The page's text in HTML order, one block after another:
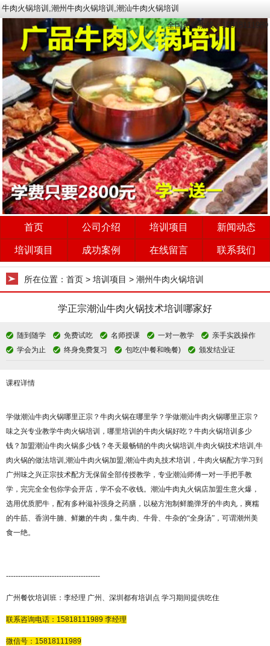
牛肉火锅培训,潮州牛肉火锅培训,潮汕牛肉火锅培训
全国免费热线：15818111989
首页 公司介绍 培训项目 新闻动态
培训项目 成功案例 在线留言 联系我们
所在位置： 首页 > 培训项目 > 潮州牛肉火锅培训
学正宗潮汕牛肉火锅技术培训哪家好
随到随学 免费试吃 名师授课 一对一教学
亲手实践操作
学会为止
终身免费复习 包吃(中餐和晚餐) 颁发结业证
课程详情
学做潮汕牛肉火锅哪里正宗？牛肉火锅在哪里学？学做潮汕牛肉火锅哪里正宗？
味之兴专业教学牛肉火锅培训，哪里培训的牛肉火锅好吃？牛肉火锅培训多少
钱？加盟潮汕牛肉火锅多少钱？冬天最畅销的牛肉火锅培训,牛肉火锅技术培训,牛
肉火锅的做法培训,潮汕牛肉火锅加盟,潮汕牛肉丸技术培训，牛肉火锅配方学习到
广州味之兴正宗技术配方无保留全部传授教学，专业潮汕师傅一对一手把手教
学，完完全全包你学会开店，学不会不收钱。潮汕牛肉丸火锅店加盟生意火爆，
选用优质肥牛，配有多种滋补强身之药膳，以秘方泡制鲜脆弹牙的牛肉丸，爽糯
的牛筋、香润牛腩、鲜嫩的牛肉，集牛肉、牛骨、牛杂的“全身汤”，可谓潮州美
食一绝。
---------------------------------------
广州餐饮培训班：李经理 广州、深圳都有培训点 学习期间提供吃住
联系咨询电话： 15818111989 李经理
微信号： 15818111989